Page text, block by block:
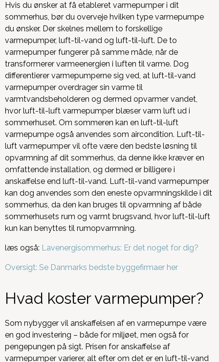
Hvis du ønsker at få etableret varmepumper i dit
sommerhus, bør du overveje hvilken type varmepumpe
du ønsker. Der skelnes mellem to forskellige
varmepumper, luft-til-vand og luft-til-luft. De to
varmepumper fungerer på samme måde, når de
transformerer varmeenergien i luften til varme. Dog
differentierer varmepumperne sig ved, at luft-til-vand
varmepumper overdrager sin varme til
varmtvandsbeholderen og dermed opvarmer vandet,
hvor luft-til-luft varmepumper blæser varm luft ud i
sommerhuset. Om sommeren kan en luft-til-luft
varmepumpe også anvendes som aircondition. Luft-til-
luft varmepumper vil ofte være den bedste løsning til
opvarmning af dit sommerhus, da denne ikke kræver en
omfattende installation, og dermed er billigere i
anskaffelse end luft-til-vand. Luft-til-vand varmepumper
kan dog anvendes som den eneste opvarmningskilde i dit
sommerhus, da den kan bruges til opvarmning af både
sommerhusets rum og varmt brugsvand, hvor luft-til-luft
kun kan benyttes til rumopvarmning.
læs også: Lavenergisommerhus: Er det noget for dig?
Oversigt: Se Danmarks bedste byggefirmaer her
Hvad koster varmepumper?
Som nybygger vil anskaffelsen af en varmepumpe være
en god investering – både for miljøet, men også for
pengepungen på sigt. Prisen for anskaffelse af
varmepumper varierer, alt efter om det er en luft-til-vand